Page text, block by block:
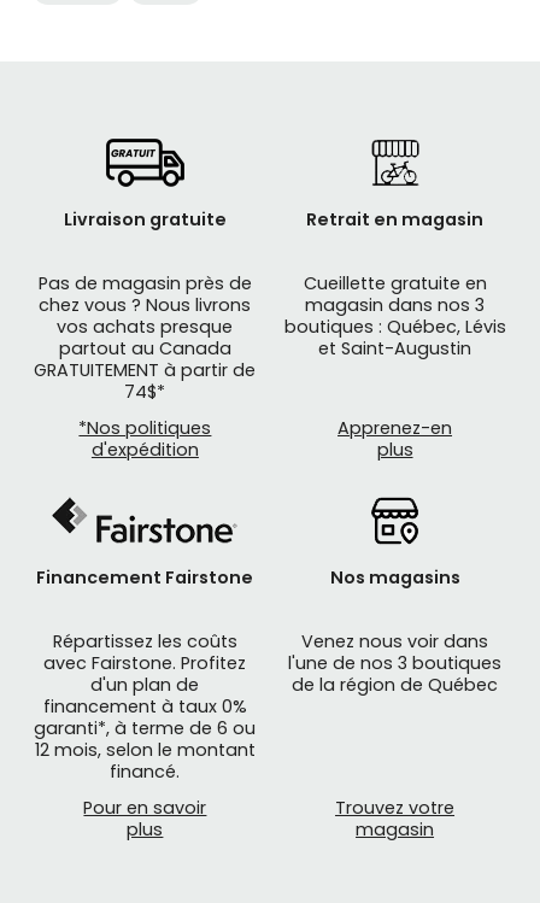
Livraison gratuite
Pas de magasin près de
chez vous ? Nous livrons
vos achats presque
partout au Canada
GRATUITEMENT à partir de
74$*
*Nos politiques
d'expédition
Retrait en magasin
Cueillette gratuite en
magasin dans nos 3
boutiques : Québec, Lévis
et Saint-Augustin
Apprenez-en
plus
Financement Fairstone
Répartissez les coûts
avec Fairstone. Profitez
d'un plan de
financement à taux 0%
garanti*, à terme de 6 ou
12 mois, selon le montant
financé.
Pour en savoir
plus
Nos magasins
Venez nous voir dans
l'une de nos 3 boutiques
de la région de Québec
Trouvez votre
magasin